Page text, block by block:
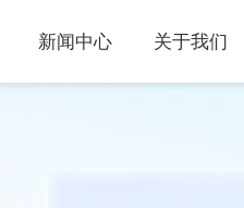
新闻中心 关于我们